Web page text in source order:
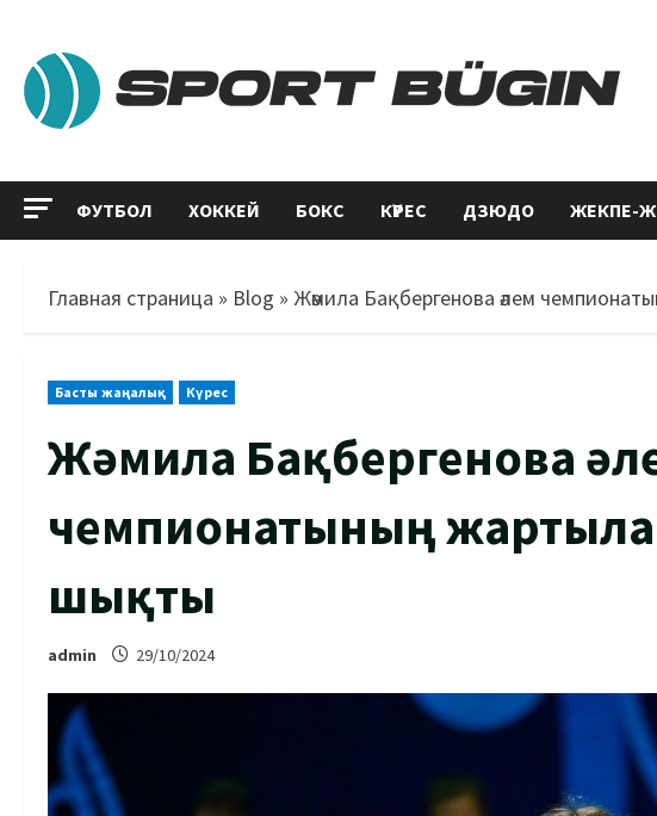
ФУТБОЛ ХОККЕЙ БОКС КҮРЕС ДЗЮДО ЖЕКПЕ-
Главная страница » Blog » Жәмила Бақбергенова әлем
Басты жаңалық Күрес
Жәмила Бақбергенова
чемпионатының
шықты
admin 29/10/2024